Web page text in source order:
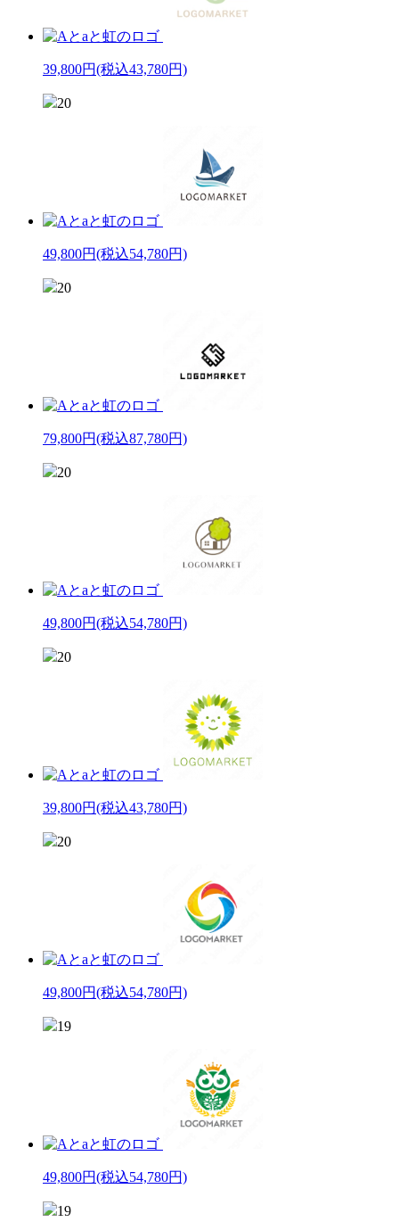
39,800円(税込43,780円)
20
49,800円(税込54,780円)
20
79,800円(税込87,780円)
20
49,800円(税込54,780円)
20
39,800円(税込43,780円)
20
49,800円(税込54,780円)
19
49,800円(税込54,780円)
19